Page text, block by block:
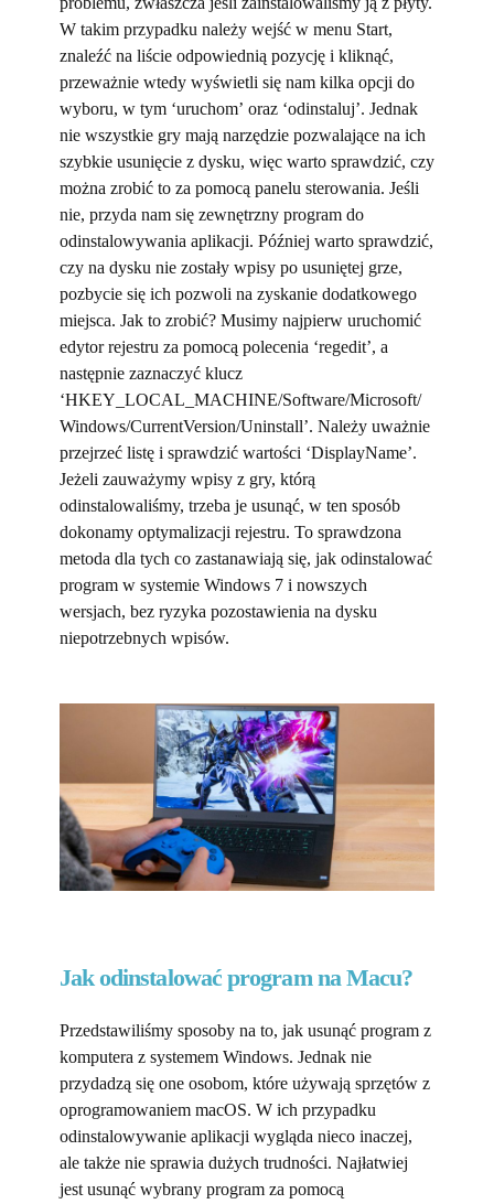
W takim przypadku należy wejść w menu Start,
znaleźć na liście odpowiednią pozycję i kliknąć,
przeważnie wtedy wyświetli się nam kilka opcji do
wyboru, w tym ‘uruchom’ oraz ‘odinstaluj’. Jednak
nie wszystkie gry mają narzędzie pozwalające na ich
szybkie usunięcie z dysku, więc warto sprawdzić, czy
można zrobić to za pomocą panelu sterowania. Jeśli
nie, przyda nam się zewnętrzny program do
odinstalowywania aplikacji. Później warto sprawdzić,
czy na dysku nie zostały wpisy po usuniętej grze,
pozbycie się ich pozwoli na zyskanie dodatkowego
miejsca. Jak to zrobić? Musimy najpierw uruchomić
edytor rejestru za pomocą polecenia ‘regedit’, a
następnie zaznaczyć klucz
‘HKEY_LOCAL_MACHINE/Software/Microsoft/
Windows/CurrentVersion/Uninstall’. Należy uważnie
przejrzeć listę i sprawdzić wartości ‘DisplayName’.
Jeżeli zauważymy wpisy z gry, którą
odinstalowaliśmy, trzeba je usunąć, w ten sposób
dokonamy optymalizacji rejestru. To sprawdzona
metoda dla tych co zastanawiają się, jak odinstalować
program w systemie Windows 7 i nowszych
wersjach, bez ryzyka pozostawienia na dysku
niepotrzebnych wpisów.
Jak odinstalować program na Macu?
Przedstawiliśmy sposoby na to, jak usunąć program z
komputera z systemem Windows. Jednak nie
przydadzą się one osobom, które używają sprzętów z
oprogramowaniem macOS. W ich przypadku
odinstalowywanie aplikacji wygląda nieco inaczej,
ale także nie sprawia dużych trudności. Najłatwiej
jest usunąć wybrany program za pomocą